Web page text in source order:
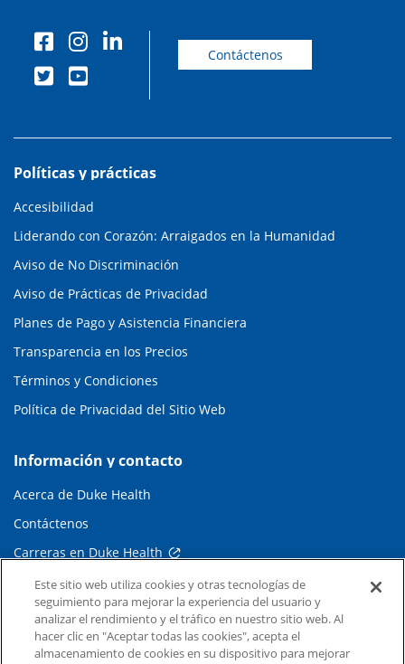
Contáctenos
Políticas y prácticas
Accesibilidad
Liderando con Corazón: Arraigados en la Humanidad
Aviso de No Discriminación
Aviso de Prácticas de Privacidad
Planes de Pago y Asistencia Financiera
Transparencia en los Precios
Términos y Condiciones
Política de Privacidad del Sitio Web
Información y contacto
Acerca de Duke Health
Contáctenos
Carreras en Duke Health
Sala de Prensa de Duke Health
Suscripción al Correo Electrónico
Médicos Derivadores
Este sitio web utiliza cookies y otras tecnologías de
seguimiento para mejorar la experiencia del usuario y
analizar el rendimiento y el tráfico en nuestro sitio web. Al
hacer clic en "Aceptar todas las cookies", acepta el
almacenamiento de cookies en su dispositivo para mejorar